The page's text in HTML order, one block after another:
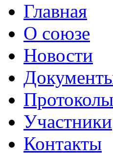
Главная
О союзе
Новости
Протоколы
Участники
Контакты